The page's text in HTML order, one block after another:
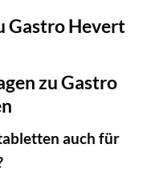
Gastro Hevert
zu Gastro
auch für